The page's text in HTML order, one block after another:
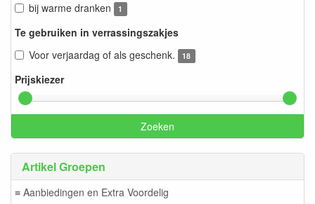
bij warme dranken
1
Te gebruiken in verrassingszakjes
Voor verjaardag of als geschenk.
18
Prijskiezer
Zoeken
Artikel Groepen
≡ Aanbiedingen en Extra Voordelig